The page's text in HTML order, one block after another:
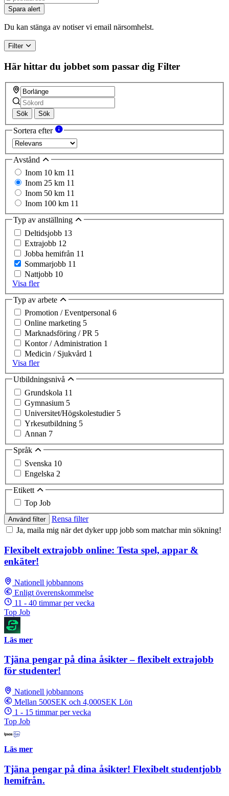
Spara alert
Du kan stänga av notiser vi email närsomhelst.
Filter
Här hittar du jobbet som passar dig Filter
Sök Sök
Sortera efter
Avstånd
Inom 10 km 11
Inom 25 km 11
Inom 50 km 11
Inom 100 km 11
Typ av anställning
Deltidsjobb 13
Extrajobb 12
Jobba hemifrån 11
Sommarjobb 11
Nattjobb 10
Visa fler
Typ av arbete
Promotion / Eventpersonal 6
Online marketing 5
Marknadsföring / PR 5
Kontor / Administration 1
Medicin / Sjukvård 1
Visa fler
Utbildningsnivå
Grundskola 11
Gymnasium 5
Universitet/Högskolestudier 5
Yrkesutbildning 5
Annan 7
Språk
Svenska 10
Engelska 2
Etikett
Top Job
Använd filter
Rensa filter
Ja, maila mig när det dyker upp jobb som matchar min sökning!
Flexibelt extrajobb online: Testa spel, appar &
enkäter!
Nationell jobbannons
Enligt överenskommelse
11 - 40 timmar per vecka
Top Job
Läs mer
Tjäna pengar på dina åsikter – flexibelt extrajobb
för studenter!
Nationell jobbannons
Mellan 500SEK och 4,000SEK Lön
1 - 15 timmar per vecka
Top Job
Läs mer
Tjäna pengar på dina åsikter! Flexibelt studentjobb
hemifrån.